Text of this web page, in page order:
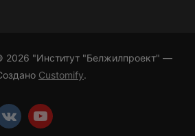
2026 "Институт "Белжилпроект" —
Customify.